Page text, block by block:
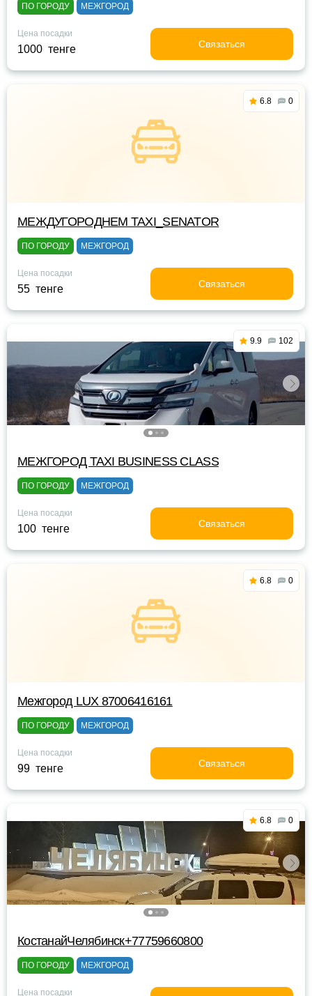
ПО ГОРОДУ МЕЖГОРОД
Цена посадки
1000 тенге Связаться
6.8 0
МЕЖДУГОРОДНЕМ TAXI_SENATOR
ПО ГОРОДУ МЕЖГОРОД
Цена посадки
55 тенге Связаться
9.9 102
МЕЖГОРОД TAXI BUSINESS CLASS
ПО ГОРОДУ МЕЖГОРОД
Цена посадки
100 тенге Связаться
6.8 0
Межгород LUX 87006416161
ПО ГОРОДУ МЕЖГОРОД
Цена посадки
99 тенге Связаться
6.8 0
КостанайЧелябинск+77759660800
ПО ГОРОДУ МЕЖГОРОД
Цена посадки